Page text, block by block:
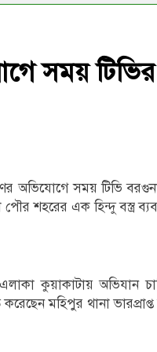
সময় টিভির
অভিযোগে সময় টিভি
শহরের এক হিন্দু বস্ত্র
কুয়াকাটায় অভিযান
মহিপুর থানা ভারপ্রাপ্ত